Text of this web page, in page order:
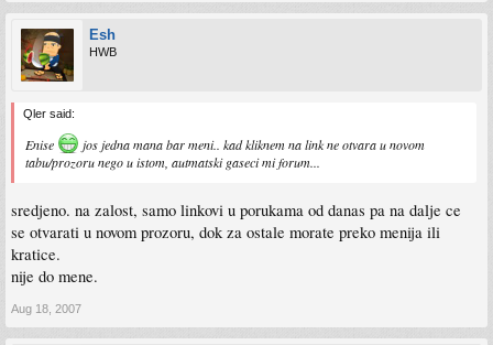
Esh
HWB
Qler said:
Enise
jos jedna mana bar meni.. kad kliknem na link ne otvara u novom
tabu/prozoru nego u istom, autmatski gaseci mi forum...
sredjeno. na zalost, samo linkovi u porukama od danas pa na dalje ce
se otvarati u novom prozoru, dok za ostale morate preko menija ili
kratice.
nije do mene.
Aug 18, 2007